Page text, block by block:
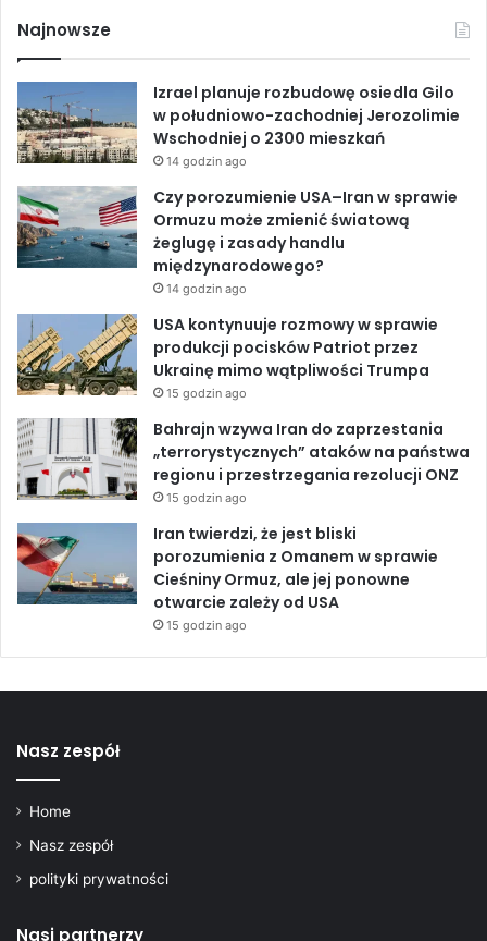
e
b
o
o
k
k
e
d
I
n
T
u
b
e
Najnowsze
Izrael planuje rozbudowę osiedla Gilo
w południowo-zachodniej Jerozolimie
Wschodniej o 2300 mieszkań
14 godzin ago
Czy porozumienie USA–Iran w sprawie
Ormuzu może zmienić światową
żeglugę i zasady handlu
międzynarodowego?
14 godzin ago
USA kontynuuje rozmowy w sprawie
produkcji pocisków Patriot przez
Ukrainę mimo wątpliwości Trumpa
15 godzin ago
Bahrajn wzywa Iran do zaprzestania
„terrorystycznych” ataków na państwa
regionu i przestrzegania rezolucji ONZ
15 godzin ago
Iran twierdzi, że jest bliski
porozumienia z Omanem w sprawie
Cieśniny Ormuz, ale jej ponowne
otwarcie zależy od USA
15 godzin ago
Nasz zespół
Home
Nasz zespół
polityki prywatności
Nasi partnerzy